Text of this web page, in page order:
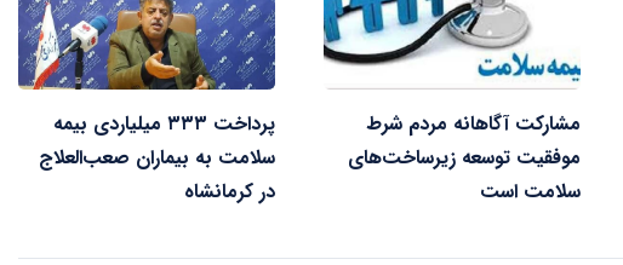
مشارکت آگاهانه مردم شرط
موفقیت توسعه زیرساخت‌های
سلامت است
پرداخت ۳۳۳ میلیاردی بیمه
سلامت به بیماران صعب‌العلاج
در کرمانشاه